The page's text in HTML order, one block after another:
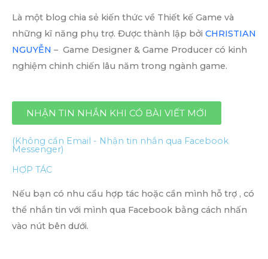
Là một blog chia sẻ kiến thức về Thiết kế Game và
những kĩ năng phụ trợ. Được thành lập bởi CHRISTIAN
NGUYỄN – Game Designer & Game Producer có kinh
nghiệm chinh chiến lâu năm trong ngành game.
NHẬN TIN NHẮN KHI CÓ BÀI VIẾT MỚI
(Không cần Email - Nhận tin nhắn qua Facebook
Messenger)
HỢP TÁC
Nếu bạn có nhu cầu hợp tác hoặc cần mình hỗ trợ , có
thể nhắn tin với mình qua Facebook bằng cách nhấn
vào nút bên dưới.